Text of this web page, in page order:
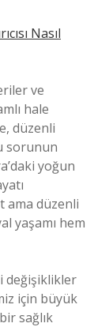
Nasıl
ve
hale
düzenli
sorunun
yoğun
ama düzenli
yaşamı hem
değişiklikler
için büyük
sağlık